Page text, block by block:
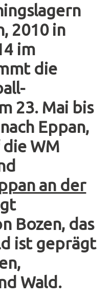
2010 in
im
die
23. Mai bis
Eppan,
WM
an der
Bozen, das
ist geprägt
Wald.